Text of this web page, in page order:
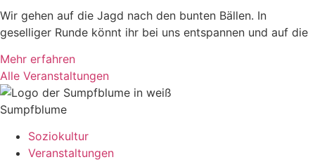
Wir gehen auf die Jagd nach den bunten Bällen. In
geselliger Runde könnt ihr bei uns entspannen und auf die
Mehr erfahren
Alle Veranstaltungen
Sumpfblume
Soziokultur
Veranstaltungen